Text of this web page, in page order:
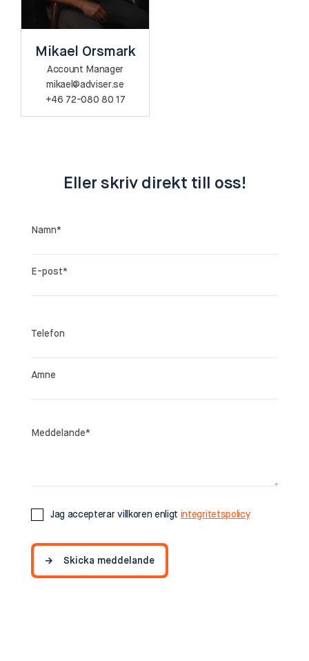
Mikael Orsmark
Account Manager
mikael@adviser.se
+46 72-080 80 17
Eller skriv direkt till oss!
Jag accepterar villkoren enligt integritetspolicy
Skicka meddelande
Skicka meddelande